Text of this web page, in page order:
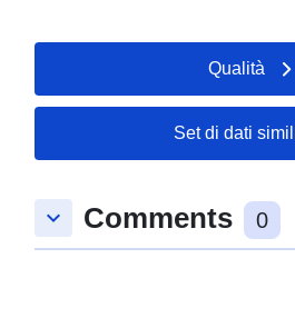
Spaziale:
52.3952591 ], [
52.3952591 ], [
52.3947231 ], [
Qualità
Set di dati
keyboard_arrow_down Comments 0